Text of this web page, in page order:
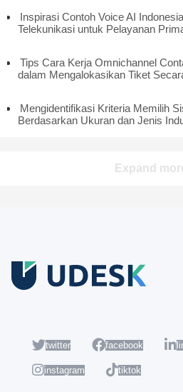
Inspirasi Contoh Voice AI
Telekunikasi untuk Pelayanan
Tips Cara Kerja Omnichannel
dalam Mengalokasikan Tiket
Mengidentifikasi Kriteria Memilih
Berdasarkan Ukuran dan Jenis
Expand
twitter facebook
instagram tiktok